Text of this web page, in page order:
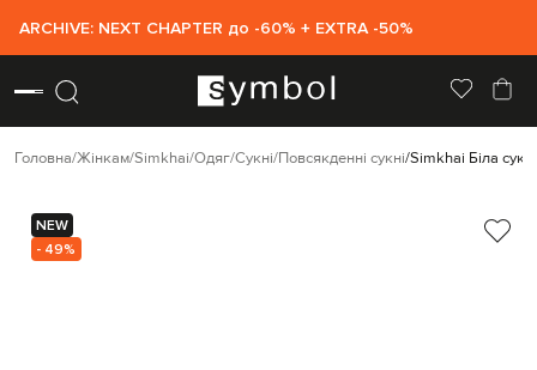
ARCHIVE: NEXT CHAPTER до -60% + EXTRA -50%
Головна Жінкам Simkhai Одяг Сукні Повсякденні сукні Simkhai Біла
NEW
- 49%